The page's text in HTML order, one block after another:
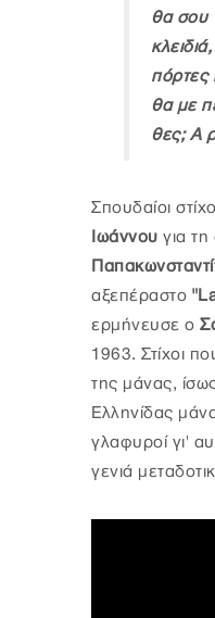
θα σου
πόρτες
θα με
θες; Α
Σπουδαίοι
Ιωάννου για
αξεπέραστο
ερμήνευσε ο
1963. Στίχοι
της μάνας,
Ελληνίδας
γλαφυροί γι'
γενιά